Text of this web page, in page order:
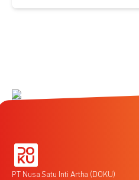
PT Nusa Satu Inti Artha (DOKU)